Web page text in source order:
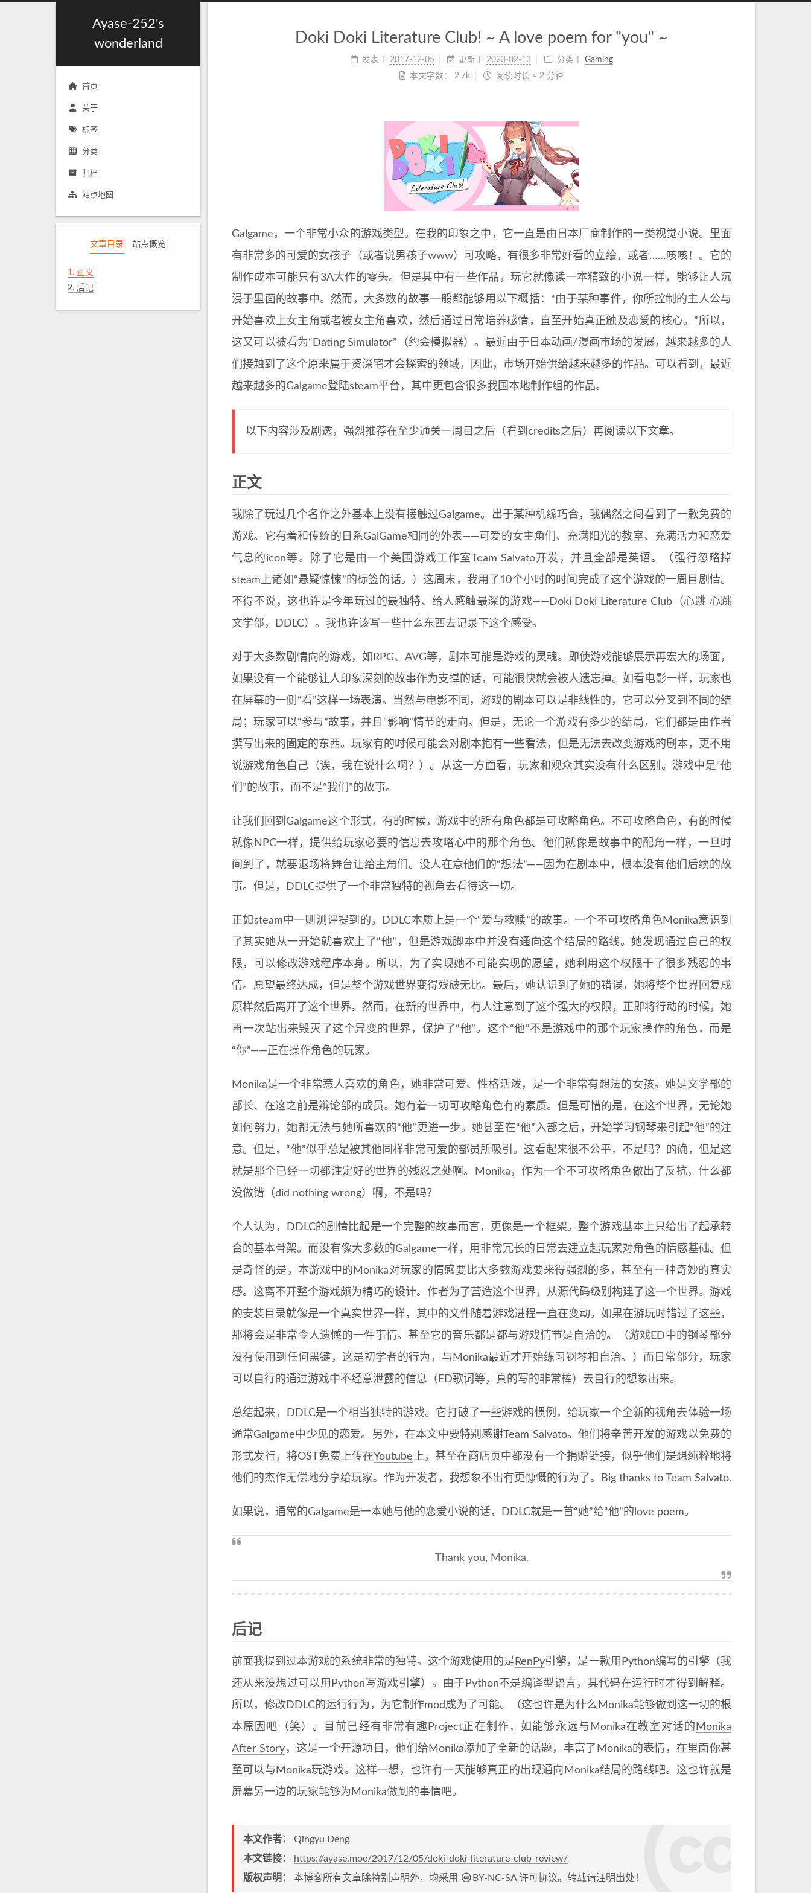
Ayase-252's
wonderland
首页
关于
标签
分类
归档
站点地图
文章目录 站点概览
1. 正文
2. 后记
Doki Doki Literature Club! ~ A love poem for "you" ~
发表于 2017-12-05 更新于 2023-02-13 分类于 Gaming
本文字数：
2.7k 阅读时长 ≈ 2 分钟
Galgame，一个非常小众的游戏类型。在我的印象之中，它一直是由日本厂商制作的一类视觉小说。里面
有非常多的可爱的女孩子（或者说男孩子www）可攻略，有很多非常好看的立绘，或者……咳咳！。它的
制作成本可能只有3A大作的零头。但是其中有一些作品，玩它就像读一本精致的小说一样，能够让人沉
浸于里面的故事中。然而，大多数的故事一般都能够用以下概括：“由于某种事件，你所控制的主人公与
开始喜欢上女主角或者被女主角喜欢，然后通过日常培养感情，直至开始真正触及恋爱的核心。”所以，
这又可以被看为“Dating Simulator”（约会模拟器）。最近由于日本动画/漫画市场的发展，越来越多的人
们接触到了这个原来属于资深宅才会探索的领域，因此，市场开始供给越来越多的作品。可以看到，最近
越来越多的Galgame登陆steam平台，其中更包含很多我国本地制作组的作品。
以下内容涉及剧透，强烈推荐在至少通关一周目之后（看到credits之后）再阅读以下文章。
正文
我除了玩过几个名作之外基本上没有接触过Galgame。出于某种机缘巧合，我偶然之间看到了一款免费的
游戏。它有着和传统的日系GalGame相同的外表——可爱的女主角们、充满阳光的教室、充满活力和恋爱
气息的icon等。除了它是由一个美国游戏工作室Team Salvato开发，并且全部是英语。（强行忽略掉
steam上诸如“悬疑惊悚”的标签的话。）这周末，我用了10个小时的时间完成了这个游戏的一周目剧情。
不得不说，这也许是今年玩过的最独特、给人感触最深的游戏——Doki Doki Literature Club（心跳 心跳
文学部，DDLC）。我也许该写一些什么东西去记录下这个感受。
对于大多数剧情向的游戏，如RPG、AVG等，剧本可能是游戏的灵魂。即使游戏能够展示再宏大的场面，
如果没有一个能够让人印象深刻的故事作为支撑的话，可能很快就会被人遗忘掉。如看电影一样，玩家也
在屏幕的一侧“看”这样一场表演。当然与电影不同，游戏的剧本可以是非线性的，它可以分叉到不同的结
局；玩家可以“参与”故事，并且“影响”情节的走向。但是，无论一个游戏有多少的结局，它们都是由作者
撰写出来的 固定的东西。玩家有的时候可能会对剧本抱有一些看法，但是无法去改变游戏的剧本，更不用
说游戏角色自己（诶，我在说什么啊？）。从这一方面看，玩家和观众其实没有什么区别。游戏中是“他
们”的故事，而不是“我们”的故事。
让我们回到Galgame这个形式，有的时候，游戏中的所有角色都是可攻略角色。不可攻略角色，有的时候
就像NPC一样，提供给玩家必要的信息去攻略心中的那个角色。他们就像是故事中的配角一样，一旦时
间到了，就要退场将舞台让给主角们。没人在意他们的“想法”——因为在剧本中，根本没有他们后续的故
事。但是，DDLC提供了一个非常独特的视角去看待这一切。
正如steam中一则测评提到的，DDLC本质上是一个“爱与救赎”的故事。一个不可攻略角色Monika意识到
了其实她从一开始就喜欢上了“他”，但是游戏脚本中并没有通向这个结局的路线。她发现通过自己的权
限，可以修改游戏程序本身。所以，为了实现她不可能实现的愿望，她利用这个权限干了很多残忍的事
情。愿望最终达成，但是整个游戏世界变得残破无比。最后，她认识到了她的错误，她将整个世界回复成
原样然后离开了这个世界。然而，在新的世界中，有人注意到了这个强大的权限，正即将行动的时候，她
再一次站出来毁灭了这个异变的世界，保护了“他”。这个“他”不是游戏中的那个玩家操作的角色，而是
“你”——正在操作角色的玩家。
Monika是一个非常惹人喜欢的角色，她非常可爱、性格活泼，是一个非常有想法的女孩。她是文学部的
部长、在这之前是辩论部的成员。她有着一切可攻略角色有的素质。但是可惜的是，在这个世界，无论她
如何努力，她都无法与她所喜欢的“他”更进一步。她甚至在“他”入部之后，开始学习钢琴来引起“他”的注
意。但是，“他”似乎总是被其他同样非常可爱的部员所吸引。这看起来很不公平，不是吗？的确，但是这
就是那个已经一切都注定好的世界的残忍之处啊。Monika，作为一个不可攻略角色做出了反抗，什么都
没做错（did nothing wrong）啊，不是吗？
个人认为，DDLC的剧情比起是一个完整的故事而言，更像是一个框架。整个游戏基本上只给出了起承转
合的基本骨架。而没有像大多数的Galgame一样，用非常冗长的日常去建立起玩家对角色的情感基础。但
是奇怪的是，本游戏中的Monika对玩家的情感要比大多数游戏要来得强烈的多，甚至有一种奇妙的真实
感。这离不开整个游戏颇为精巧的设计。作者为了营造这个世界，从源代码级别构建了这一个世界。游戏
的安装目录就像是一个真实世界一样，其中的文件随着游戏进程一直在变动。如果在游玩时错过了这些，
那将会是非常令人遗憾的一件事情。甚至它的音乐都是都与游戏情节是自洽的。（游戏ED中的钢琴部分
没有使用到任何黑键，这是初学者的行为，与Monika最近才开始练习钢琴相自洽。）而日常部分，玩家
可以自行的通过游戏中不经意泄露的信息（ED歌词等，真的写的非常棒）去自行的想象出来。
总结起来，DDLC是一个相当独特的游戏。它打破了一些游戏的惯例，给玩家一个全新的视角去体验一场
通常Galgame中少见的恋爱。另外，在本文中要特别感谢Team Salvato。他们将辛苦开发的游戏以免费的
形式发行，将OST免费上传在Youtube上，甚至在商店页中都没有一个捐赠链接，似乎他们是想纯粹地将
他们的杰作无偿地分享给玩家。作为开发者，我想象不出有更慷慨的行为了。Big thanks to Team Salvato.
如果说，通常的Galgame是一本她与他的恋爱小说的话，DDLC就是一首“她”给“他”的love poem。
Thank you, Monika.
后记
前面我提到过本游戏的系统非常的独特。这个游戏使用的是 RenPy引擎，是一款用Python编写的引擎（我
还从来没想过可以用Python写游戏引擎）。由于Python不是编译型语言，其代码在运行时才得到解释。
所以，修改DDLC的运行行为，为它制作mod成为了可能。（这也许是为什么Monika能够做到这一切的根
本原因吧（笑）。目前已经有非常有趣Project正在制作，如能够永远与Monika在教室对话的 Monika
After Story ，这是一个开源项目，他们给Monika添加了全新的话题，丰富了Monika的表情，在里面你甚
至可以与Monika玩游戏。这样一想，也许有一天能够真正的出现通向Monika结局的路线吧。这也许就是
屏幕另一边的玩家能够为Monika做到的事情吧。
本文作者： Qingyu Deng
本文链接：
https://ayase.moe/2017/12/05/doki-doki-literature-club-review/
版权声明： 本博客所有文章除特别声明外，均采用 BY-NC-SA许可协议。转载请注明出处！